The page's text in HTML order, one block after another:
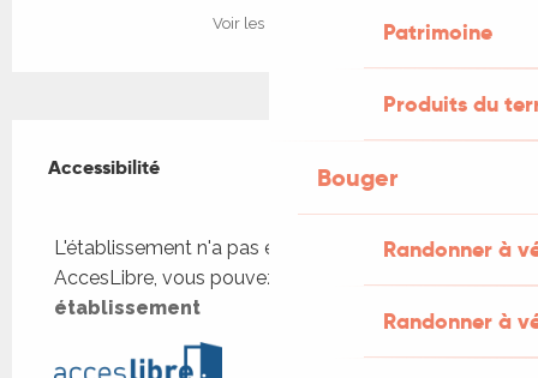
Patrimoine
Produits du
Bouger
Randonner à
Randonner à
Voir les horaires
Accessibilité
Accessibilité
Fermer
L'établissement n'a pas été trouvé sur
AccesLibre, vous pouvez
établissement